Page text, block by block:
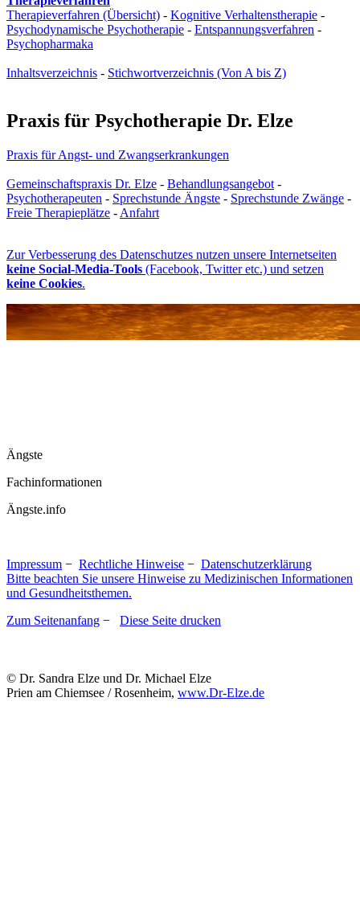
Therapieverfahren (Übersicht) - Kognitive Verhaltenstherapie -
Psychodynamische Psychotherapie - Entspannungsverfahren -
Psychopharmaka
Inhaltsverzeichnis - Stichwortverzeichnis (Von A bis Z)
Praxis für Psychotherapie Dr. Elze
Praxis für Angst- und Zwangs­erkrankungen
Gemeinschaftspraxis Dr. Elze - Behandlungsangebot -
Psychotherapeuten - Sprechstunde Ängste - Sprechstunde Zwänge -
Freie Therapieplätze - Anfahrt
Zur Verbesserung des Datenschutzes nutzen unsere Internetseiten
keine Social-Media-Tools (Facebook, Twitter etc.) und setzen
keine Cookies.
Ängste
Fachinformationen
Ängste.info
Impressum − Rechtliche Hinweise − Datenschutzerklärung
Bitte beachten Sie unsere Hinweise zu Medizinischen Informationen
und Gesundheitsthemen.
Zum Seitenanfang − Diese Seite drucken
© Dr. Sandra Elze und Dr. Michael Elze
Prien am Chiemsee / Rosenheim, www.Dr-Elze.de